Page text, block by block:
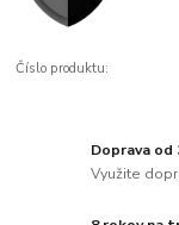
Číslo produktu:
Doprava od
Využite